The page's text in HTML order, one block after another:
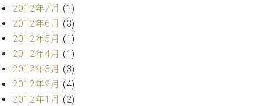
2012年7月 (1)
2012年6月 (3)
2012年5月 (1)
2012年4月 (1)
2012年3月 (3)
2012年2月 (4)
2012年1月 (2)